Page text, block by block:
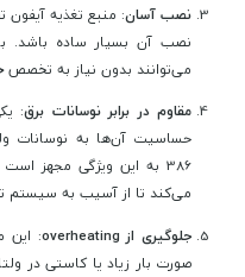
نصب آسان
نصب آن بسیار ساده باشد.
می‌توانند بدون نیاز به تخصص
مقاوم در برابر نوسانات برق:
حساسیت آن‌ها به نوسانات
386 به این ویژگی مجهز
می‌کند تا از آسیب به سیستم
جلوگیری از overheating
: این
صورت بار زیاد یا کاستی در